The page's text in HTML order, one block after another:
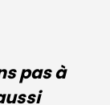
pas à